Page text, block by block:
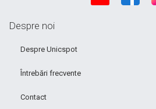
Despre noi
Despre Unicspot
Întrebări frecvente
Contact